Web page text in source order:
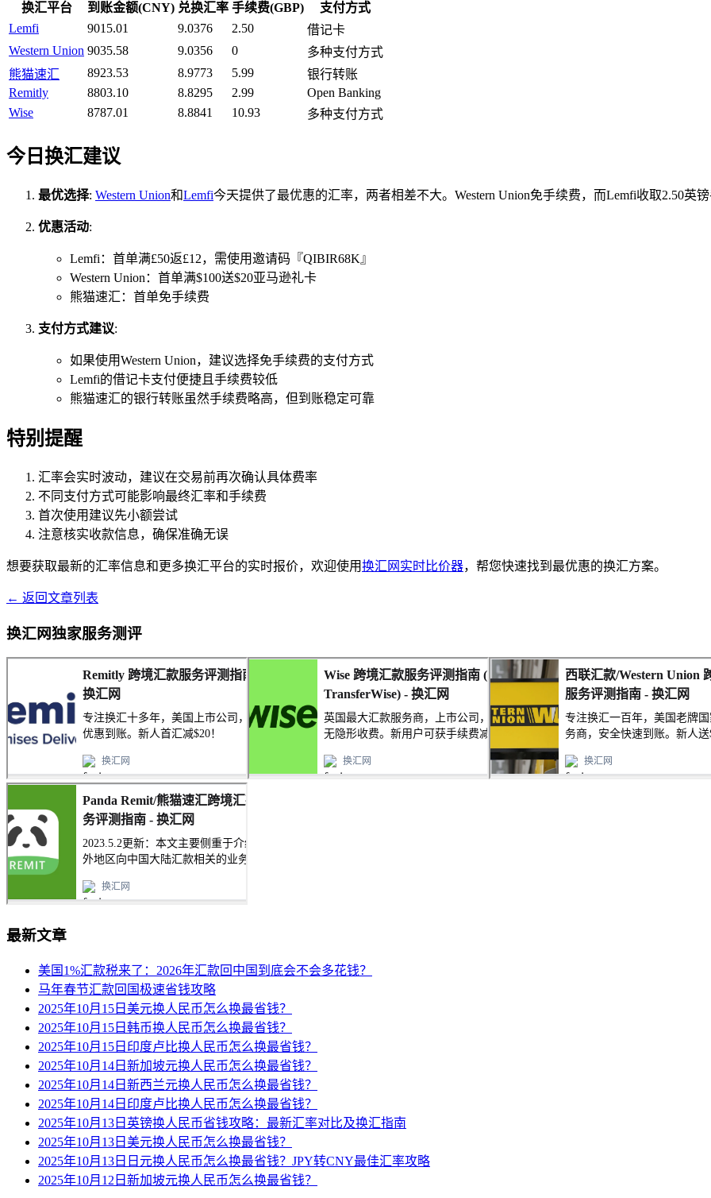
换汇平台 到账金额(CNY) 兑换汇率 手续费(GBP)
支付方式
Lemfi
9015.01 9.0376 2.50
借记卡
Western Union 9035.58 9.0356 0
多种支付方式
熊猫速汇
8923.53 8.9773 5.99
银行转账
Remitly
8803.10 8.8295 2.99
Open Banking
Wise
8787.01 8.8841 10.93 多种支付方式
今日换汇建议
最优选择: Western Union和Lemfi今天提供了最优惠的汇率，两者相差不大。Western Union免手续费，而Lemfi收取2.50英
优惠活动:
Lemfi：首单满£50返£12，需使用邀请码『QIBIR68K』
Western Union：首单满$100送$20亚马逊礼卡
熊猫速汇：首单免手续费
支付方式建议:
如果使用Western Union，建议选择免手续费的支付方式
Lemfi的借记卡支付便捷且手续费较低
熊猫速汇的银行转账虽然手续费略高，但到账稳定可靠
特别提醒
汇率会实时波动，建议在交易前再次确认具体费率
不同支付方式可能影响最终汇率和手续费
首次使用建议先小额尝试
注意核实收款信息，确保准确无误
想要获取最新的汇率信息和更多换汇平台的实时报价，欢迎使用换汇网实时比价器，帮您快速找到最优惠的换汇方案。
← 返回文章列表
换汇网独家服务测评
最新文章
美国1%汇款税来了：2026年汇款回中国到底会不会多花钱？
马年春节汇款回国极速省钱攻略
2025年10月15日美元换人民币怎么换最省钱？
2025年10月15日韩币换人民币怎么换最省钱？
2025年10月15日印度卢比换人民币怎么换最省钱？
2025年10月14日新加坡元换人民币怎么换最省钱？
2025年10月14日新西兰元换人民币怎么换最省钱？
2025年10月14日印度卢比换人民币怎么换最省钱？
2025年10月13日英镑换人民币省钱攻略：最新汇率对比及换汇指南
2025年10月13日美元换人民币怎么换最省钱？
2025年10月13日日元换人民币怎么换最省钱？JPY转CNY最佳汇率攻略
2025年10月12日新加坡元换人民币怎么换最省钱？